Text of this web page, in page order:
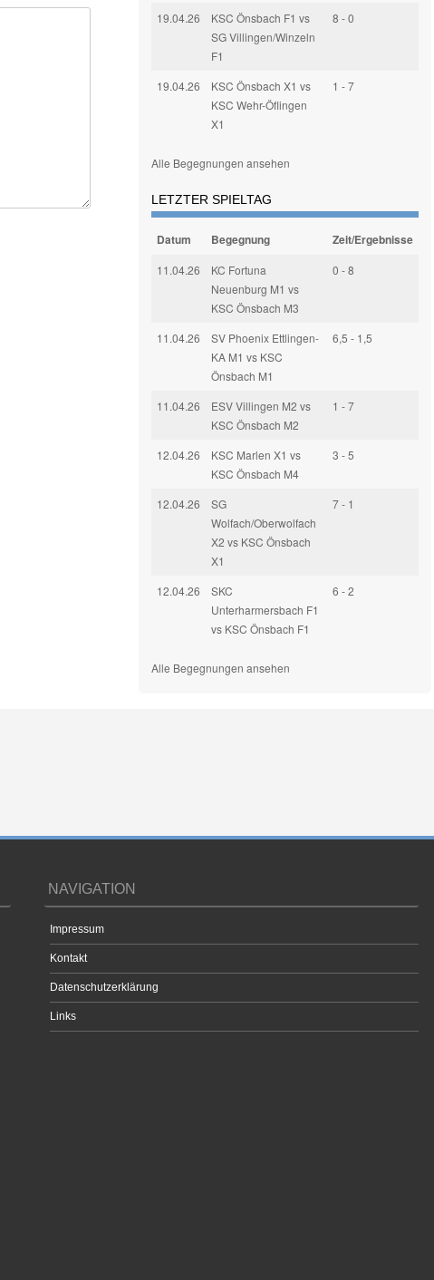
19.04.26
KSC Önsbach F1 vs
SG Villingen/Winzeln
F1
8 - 0
19.04.26
KSC Önsbach X1 vs
KSC Wehr-Öflingen
X1
1 - 7
Alle Begegnungen ansehen
LETZTER SPIELTAG
Datum Begegnung Zeit/Ergebnisse
11.04.26
KC Fortuna
Neuenburg M1 vs
KSC Önsbach M3
0 - 8
11.04.26
SV Phoenix Ettlingen-
KA M1 vs KSC
Önsbach M1
6,5 - 1,5
11.04.26
ESV Villingen M2 vs
KSC Önsbach M2
1 - 7
12.04.26
KSC Marlen X1 vs
KSC Önsbach M4
3 - 5
12.04.26
SG
Wolfach/Oberwolfach
X2 vs KSC Önsbach
X1
7 - 1
12.04.26
SKC
Unterharmersbach F1
vs KSC Önsbach F1
6 - 2
Alle Begegnungen ansehen
NAVIGATION
Impressum
Kontakt
Datenschutzerklärung
Links